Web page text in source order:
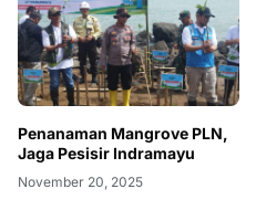
Penanaman Mangrove PLN,
Jaga Pesisir Indramayu
November 20, 2025